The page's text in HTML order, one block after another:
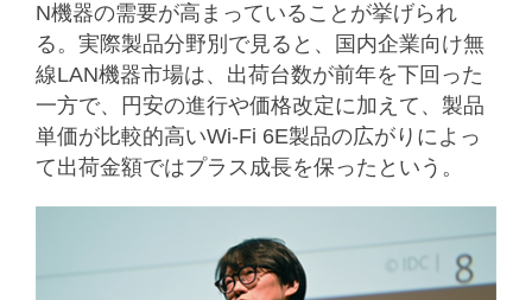
N機器の需要が高まっていることが挙げられ
る。実際製品分野別で見ると、国内企業向け無
線LAN機器市場は、出荷台数が前年を下回った
一方で、円安の進行や価格改定に加えて、製品
単価が比較的高いWi-Fi 6E製品の広がりによっ
て出荷金額ではプラス成長を保ったという。